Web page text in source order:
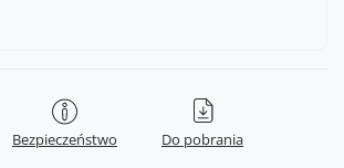
Bezpieczeństwo Do pobrania